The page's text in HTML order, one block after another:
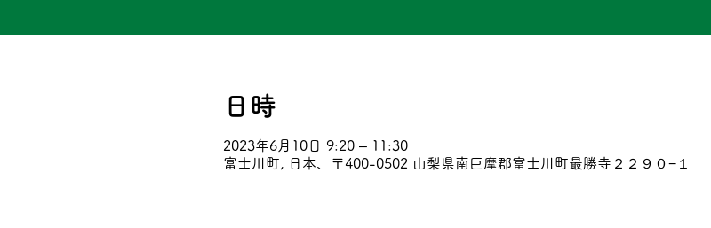
日時
2023年6月10日 9:20 – 11:30
富士川町, 日本、〒400-0502 山梨県南巨摩郡富士川町最勝寺２２９０−１